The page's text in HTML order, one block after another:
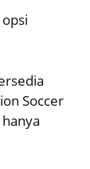
Soccer